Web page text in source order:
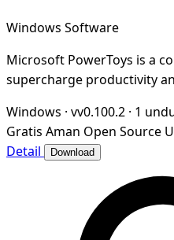
Windows Software
Microsoft PowerToys is a
supercharge productivity
Windows · vv0.100.2 · 1
Gratis Aman Open Source
Detail
Download